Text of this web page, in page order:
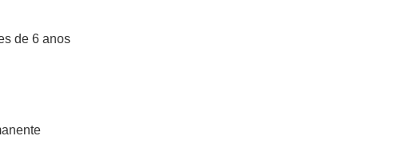
de 6 anos